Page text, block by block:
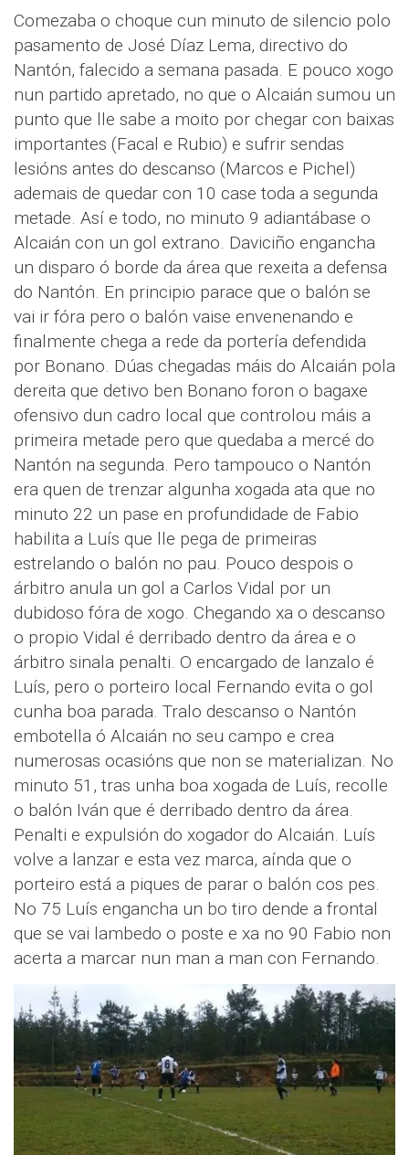
Comezaba o choque cun minuto de silencio polo
pasamento de José Díaz Lema, directivo do
Nantón, falecido a semana pasada. E pouco xogo
nun partido apretado, no que o Alcaián sumou un
punto que lle sabe a moito por chegar con baixas
importantes (Facal e Rubio) e sufrir sendas
lesións antes do descanso (Marcos e Pichel)
ademais de quedar con 10 case toda a segunda
metade. Así e todo, no minuto 9 adiantábase o
Alcaián con un gol extrano. Daviciño engancha
un disparo ó borde da área que rexeita a defensa
do Nantón. En principio parace que o balón se
vai ir fóra pero o balón vaise envenenando e
finalmente chega a rede da portería defendida
por Bonano. Dúas chegadas máis do Alcaián pola
dereita que detivo ben Bonano foron o bagaxe
ofensivo dun cadro local que controlou máis a
primeira metade pero que quedaba a mercé do
Nantón na segunda. Pero tampouco o Nantón
era quen de trenzar algunha xogada ata que no
minuto 22 un pase en profundidade de Fabio
habilita a Luís que lle pega de primeiras
estrelando o balón no pau. Pouco despois o
árbitro anula un gol a Carlos Vidal por un
dubidoso fóra de xogo. Chegando xa o descanso
o propio Vidal é derribado dentro da área e o
árbitro sinala penalti. O encargado de lanzalo é
Luís, pero o porteiro local Fernando evita o gol
cunha boa parada. Tralo descanso o Nantón
embotella ó Alcaián no seu campo e crea
numerosas ocasións que non se materializan. No
minuto 51, tras unha boa xogada de Luís, recolle
o balón Iván que é derribado dentro da área.
Penalti e expulsión do xogador do Alcaián. Luís
volve a lanzar e esta vez marca, aínda que o
porteiro está a piques de parar o balón cos pes.
No 75 Luís engancha un bo tiro dende a frontal
que se vai lambedo o poste e xa no 90 Fabio non
acerta a marcar nun man a man con Fernando.